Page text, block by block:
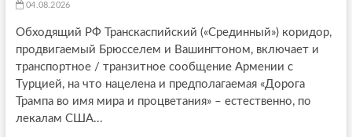
04.08.2026
Обходящий РФ Транскаспийский («Срединный») коридор,
продвигаемый Брюсселем и Вашингтоном, включает и
транспортное / транзитное сообщение Армении с
Турцией, на что нацелена и предполагаемая «Дорога
Трампа во имя мира и процветания» – естественно, по
лекалам США...